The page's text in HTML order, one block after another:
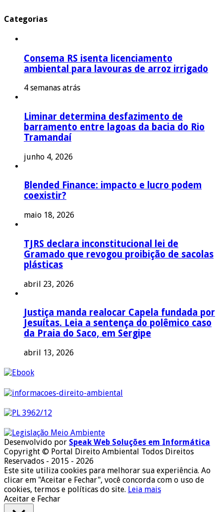
Categorias
Consema RS isenta licenciamento
ambiental para lavouras de arroz irrigado
4 semanas atrás
Liminar determina desfazimento de
barramento entre lagoas da bacia do Rio
Tramandaí
junho 4, 2026
Blended Finance: impacto e lucro podem
coexistir?
maio 18, 2026
TJRS declara inconstitucional lei de
Gramado que revogou proibição de sacolas
plásticas
abril 23, 2026
Justiça manda realocar Capela fundada por
Jesuítas. Leia a sentença do polêmico caso
da Praia do Saco, em Sergipe
abril 13, 2026
Desenvolvido por Speak Web Soluções em Informática
Copyright © Portal Direito Ambiental Todos Direitos
Reservados - 2015 - 2026
Este site utiliza cookies para melhorar sua experiência. Ao
clicar em "Aceitar e Fechar", você concorda com o uso de
cookies, termos e políticas do site. Leia mais
Aceitar e Fechar